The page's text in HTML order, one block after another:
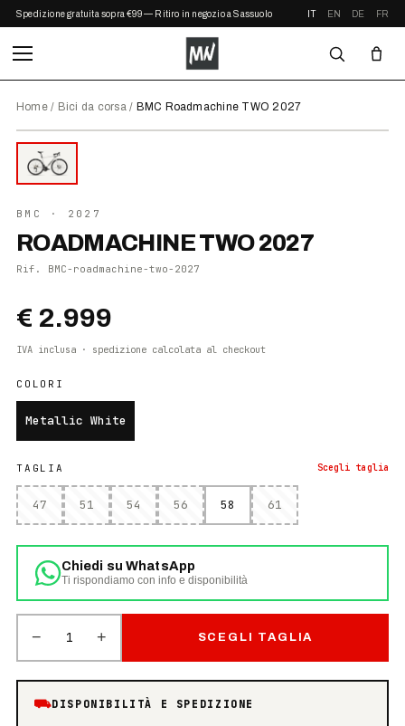
Spedizione gratuita sopra €99 — Ritiro in negozio a Sassuolo IT EN DE FR
Home/ Bici da corsa/ BMC Roadmachine TWO 2027
2027
BMC · 2027
ROADMACHINE TWO 2027
Rif. BMC-roadmachine-two-2027
€ 2.999
IVA inclusa · spedizione calcolata al checkout
COLORI
Metallic White
TAGLIA Scegli taglia
47 51 54 56 58 61
Chiedi su WhatsApp
Ti rispondiamo con info e disponibilità
− 1 + SCEGLI TAGLIA
⛟DISPONIBILITÀ E SPEDIZIONE